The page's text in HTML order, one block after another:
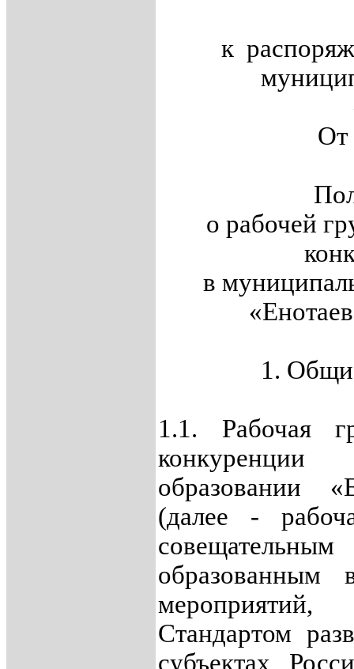
к
о рабочей
в
1.
1.1. Рабочая
конкуренции
образовании
(далее -
образованным
Стандартом
субъектах